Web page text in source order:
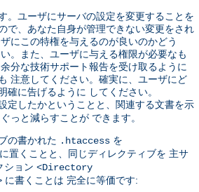
。ユーザにサーバの設定を変更することを
で、あなた自身が管理できない変更をされ
にこの特権を与えるのが良いのかどう
。また、ユーザに与える権限が必要なも
分な技術サポート報告を受け取るように
注意してください。確実に、ユーザにど
確に告げるように してください。
定したかということと、関連する文書を示
っと減らすことが できます。
の書かれた .htaccess を
に置くことと、同じディレクティブを 主サ
ション <Directory
に書くことは 完全に等価です: